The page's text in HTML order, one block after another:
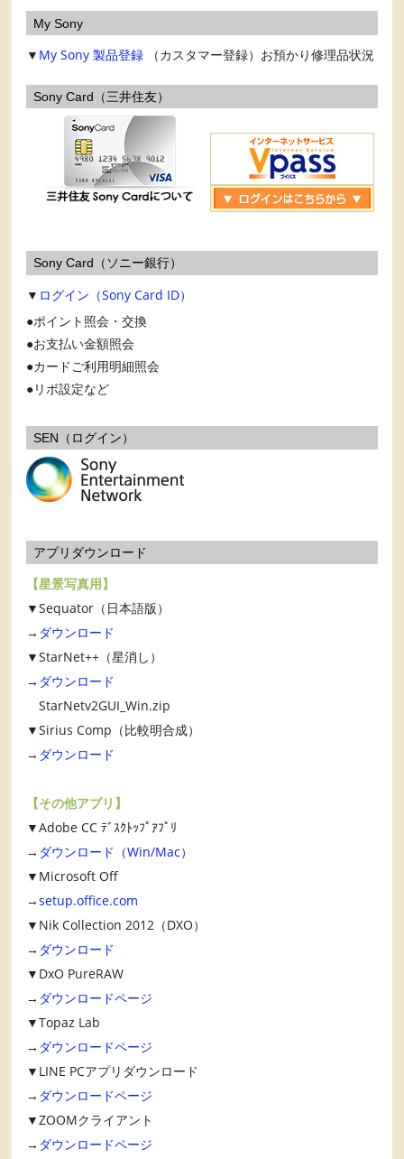
My Sony
▼ My Sony 製品登録 （カスタマー登録）お預かり修理品状況
Sony Card（三井住友）
Sony Card（ソニー銀行）
▼ ログイン（Sony Card ID）
ポイント照会・交換
お支払い金額照会
カードご利用明細照会
リボ設定など
SEN（ログイン）
アプリダウンロード
【星景写真用】
▼Sequator（日本語版）
→ ダウンロード
▼StarNet++（星消し）
→ ダウンロード
StarNetv2GUI_Win.zip
▼Sirius Comp（比較明合成）
→ ダウンロード
【その他アプリ】
▼Adobe CC ﾃﾞｽｸﾄｯﾌﾟｱﾌﾟﾘ
→ ダウンロード（Win/Mac）
▼Microsoft Off
→setup.office.com
▼Nik Collection 2012（DXO）
→ ダウンロード
▼DxO PureRAW
→ ダウンロードページ
▼Topaz Lab
→ ダウンロードページ
▼LINE PCアプリダウンロード
→ ダウンロードページ
▼ZOOMクライアント
→ ダウンロードページ